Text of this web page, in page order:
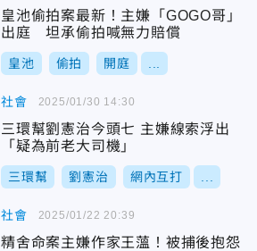
皇池偷拍案最新！主嫌「GOGO哥」
出庭 坦承偷拍喊無力賠償
皇池 偷拍 開庭
社會
三環幫劉憲治今頭七 主嫌線索浮出
「疑為前老大司機」
三環幫 劉憲治 網內互打
2025/01/30 14:30
社會
精舍命案主嫌作家王薀！被捕後抱怨
2025/01/22 20:39